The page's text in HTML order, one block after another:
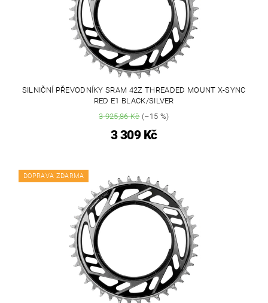
SILNIČNÍ PŘEVODNÍKY SRAM 42Z THREADED MOUNT X-SYNC
RED E1 BLACK/SILVER
3 925,86 Kč(–15 %)
3 309 Kč
DOPRAVA ZDARMA